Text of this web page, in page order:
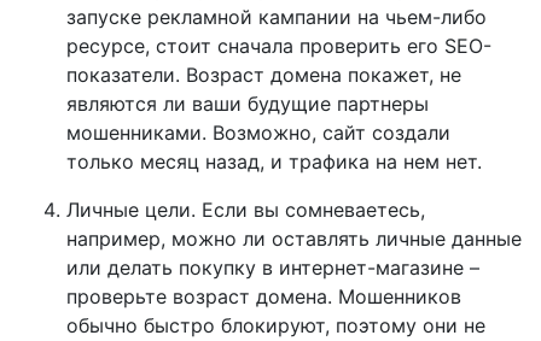
запуске рекламной кампании на чьем-либо
ресурсе, стоит сначала проверить его SEO-
показатели. Возраст домена покажет, не
являются ли ваши будущие партнеры
мошенниками. Возможно, сайт создали
только месяц назад, и трафика на нем нет.
Личные цели. Если вы сомневаетесь,
например, можно ли оставлять личные данные
или делать покупку в интернет-магазине –
проверьте возраст домена. Мошенников
обычно быстро блокируют, поэтому они не